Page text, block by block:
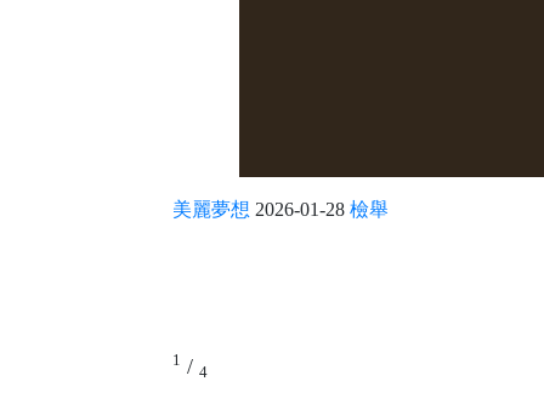
美麗夢想 2026-01-28 檢舉
1 / 4